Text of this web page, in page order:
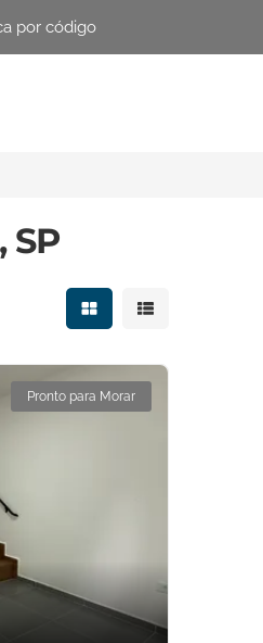
SP
Mostrar resultados
Mostrar
Pronto para Morar